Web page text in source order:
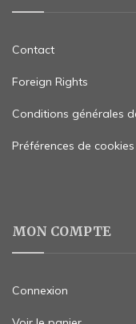
Contact
Foreign Rights
Conditions générales
Préférences de cookies
MON COMPTE
Connexion